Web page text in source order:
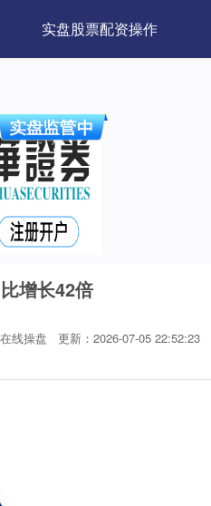
实盘股票配资操作
增长42倍
线操盘 更新：2026-07-05 22:52:23